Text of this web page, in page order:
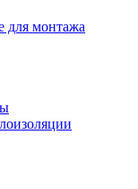
для монтажа